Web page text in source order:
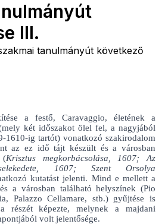
III.
tanulmányút következő
a festő, Caravaggio, életének a
két időszakot ölel fel, a nagyjából
1610-ig tartót) vonatkozó szakirodalom
az ez idő tájt készült és a városban
(Krisztus megkorbácsolása, 1607; Az
1607; Szent Orsolya
kutatást jelenti. Mind e mellett a
a városban található helyszínek (Pio
Palazzo Cellamare, stb.) gyűjtése is
részét képezte, melynek a majdani
volt jelentősége.